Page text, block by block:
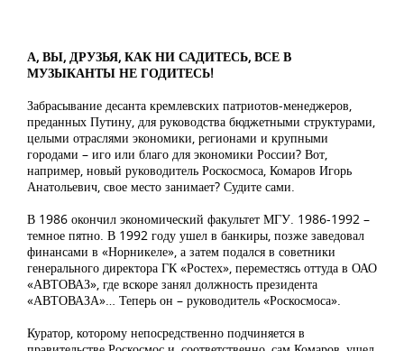
А, ВЫ, ДРУЗЬЯ, КАК НИ САДИТЕСЬ, ВСЕ В
МУЗЫКАНТЫ НЕ ГОДИТЕСЬ!
Забрасывание десанта кремлевских патриотов-менеджеров,
преданных Путину, для руководства бюджетными структурами,
целыми отраслями экономики, регионами и крупными
городами – иго или благо для экономики России? Вот,
например, новый руководитель Роскосмоса, Комаров Игорь
Анатольевич, свое место занимает? Судите сами.
В 1986 окончил экономический факультет МГУ. 1986-1992 –
темное пятно. В 1992 году ушел в банкиры, позже заведовал
финансами в «Норникеле», а затем подался в советники
генерального директора ГК «Ростех», переместясь оттуда в ОАО
«АВТОВАЗ», где вскоре занял должность президента
«АВТОВАЗА»… Теперь он – руководитель «Роскосмоса».
Куратор, которому непосредственно подчиняется в